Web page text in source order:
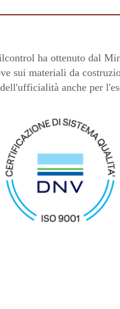
ha ottenuto dal
sui materiali da
anche per